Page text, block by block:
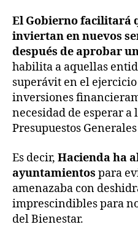
El Gobierno facilitará
inviertan en nuevos
después de aprobar
habilita a aquellas
superávit en el
inversiones
necesidad de esperar a
Presupuestos
Es decir, Hacienda ha
ayuntamientos para
amenazaba con
imprescindibles para
del Bienestar.